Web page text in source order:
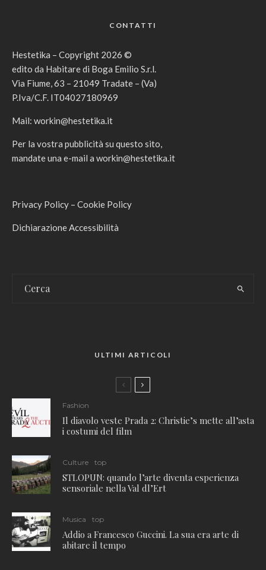
CONTATTI
Hestetika – Copyright 2026 ©
edito da Habitare di Boga Emilio S.r.l.
Via Fiume, 63 – 21049 Tradate – (Va)
P.Iva/C.F. IT04027180969
Mail: workin@hestetika.it
Per la vostra pubblicità su questo sito,
mandate una e-mail a workin@hestetika.it
Privacy Policy – Cookie Policy
Dichiarazione Accessibilità
ULTIMI ARTICOLI
Fashion
Il diavolo veste Prada 2: Christie’s mette all’asta
i costumi del film
Culture top
STLOPUN: quando l’arte diventa esperienza
sensoriale nella Val dl’Ert
Musica top
Addio a Francesco Guccini. La sua era arte di
abitare il tempo